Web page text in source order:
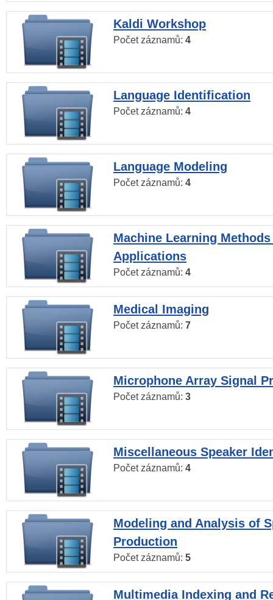
Kaldi Workshop
Počet záznamů: 4
Language Identification
Počet záznamů: 4
Language Modeling
Počet záznamů: 4
Machine Learning
Applications
Počet záznamů: 4
Medical Imaging
Počet záznamů: 7
Microphone Array Signal
Počet záznamů: 3
Miscellaneous Speaker
Počet záznamů: 4
Modeling and Analysis of
Production
Počet záznamů: 5
Multimedia Indexing and